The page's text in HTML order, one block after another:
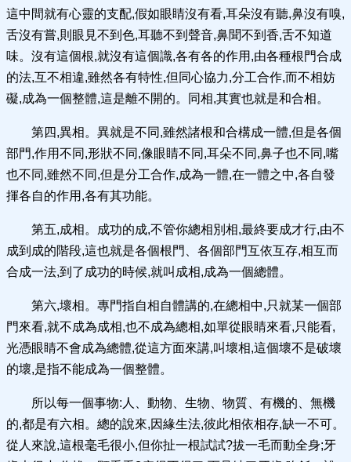
這中間就有心靈的支配,假如眼睛沒有看,耳朵沒有聽,鼻沒有嗅,
舌沒有嘗,則眼見不到色,耳聽不到聲音,鼻聞不到香,舌不知道
味。沒有這個根,就沒有這個識,各有各的作用,由各種根門合成
的法,互不相違,雖然各有特性,但同心協力,分工合作,而不相妨
礙,成為一個整體,這是離不開的。同相,其實也就是和合相。
第四,異相。異就是不同,雖然諸根和合構成一體,但是各個
部門,作用不同,形狀不同,像眼睛不同,耳朵不同,鼻子也不同,嘴
也不同,雖然不同,但是分工合作,成為一體,在一體之中,各自發
揮各自的作用,各有其功能。
第五,成相。成功的成,不管你總相別相,最終要成才行,由不
成到成的階段,這也就是各個根門、各個部門互依互存,相互而
合成一法,到了成功的時候,就叫成相,成為一個總體。
第六,壞相。專門指自相自體講的,在總相中,只就某一個部
門來看,就不成為成相,也不成為總相,如單從眼睛來看,只能看,
光憑眼睛不會成為總體,從這方面來講,叫壞相,這個壞不是破壞
的壞,是指不能成為一個整體。
所以每一個事物:人、動物、生物、物質、有機的、無機
的,都是有六相。總的說來,因緣生法,彼此相依相存,缺一不可。
從人來說,這根毫毛很小,但你扯一根試試?拔一毛而動全身;牙